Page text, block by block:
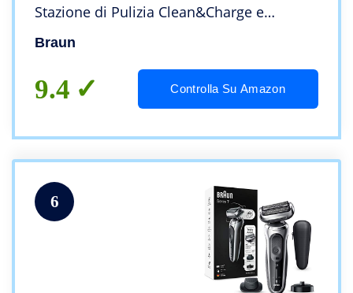
Stazione di Pulizia Clean&Charge e
Custodia Da Viaggio, Wet&Dry, Batteria Li-
Impermeabile
Braun
9.4 Controlla Su Amazon
6